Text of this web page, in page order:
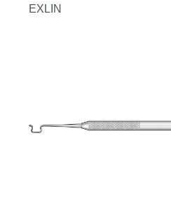
EXLIN